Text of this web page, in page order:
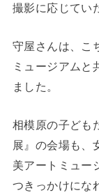
撮影に応じてい
守屋さんは、こ
ミュージアムと
ました。
相模原の子ども
展』の会場も、
美アートミュー
つきっかけにな